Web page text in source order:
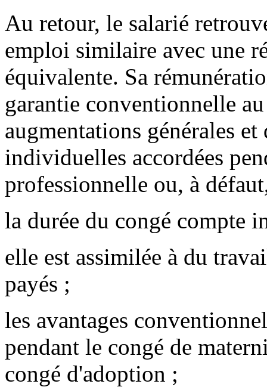
Au retour, le salarié
emploi similaire avec une
équivalente. Sa
garantie conventionnelle
augmentations générales
individuelles accordées
professionnelle ou, à
la durée du congé compte
elle est assimilée à du
payés ;
les avantages
pendant le congé de
congé d'adoption ;